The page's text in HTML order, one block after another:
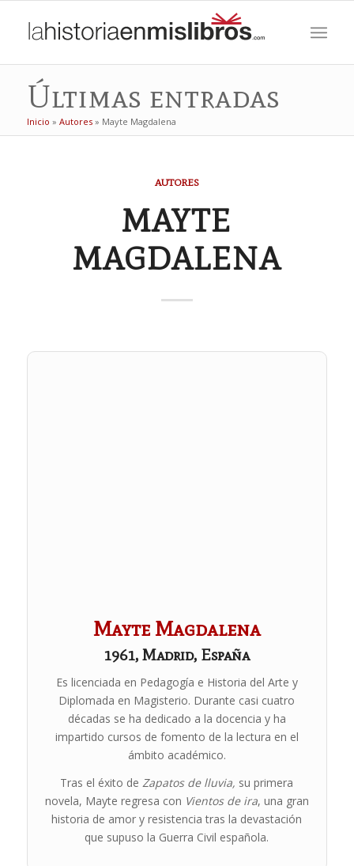
Últimas entradas
Inicio » Autores» Mayte Magdalena
AUTORES
MAYTE
MAGDALENA
Mayte Magdalena
1961, Madrid, España
Es licenciada en Pedagogía e Historia del Arte y
Diplomada en Magisterio. Durante casi cuatro
décadas se ha dedicado a la docencia y ha
impartido cursos de fomento de la lectura en el
ámbito académico.
Tras el éxito de Zapatos de lluvia, su primera
novela, Mayte regresa con Vientos de ira, una gran
historia de amor y resistencia tras la devastación
que supuso la Guerra Civil española.